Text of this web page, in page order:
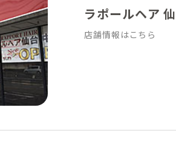
ラポールヘア
店舗情報はこちら